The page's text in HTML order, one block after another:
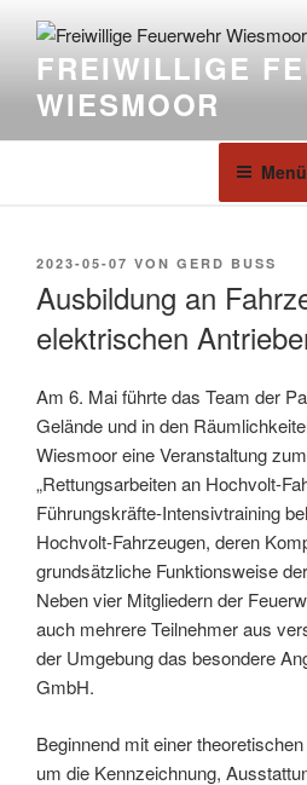
FREIWILLIGE
WIESMOOR
Menü
2023-05-07 VON GERD BUSS
Ausbildung an
elektrischen
Am 6. Mai führte das Team der
Gelände und in den
Wiesmoor eine Veranstaltung
„Rettungsarbeiten an Hochvolt-
Führungskräfte-Intensivtraining
Hochvolt-Fahrzeugen, deren
grundsätzliche Funktionsweise
Neben vier Mitgliedern der
auch mehrere Teilnehmer aus
der Umgebung das besondere
GmbH.
Beginnend mit einer
um die Kennzeichnung,